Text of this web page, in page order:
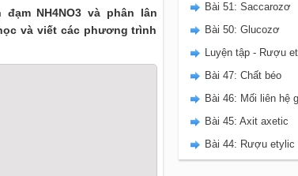
NH4NO3 và phân lân
và viết các phương trình
Bài 51: Saccarozơ
Bài 50: Glucozơ
Bài 47: Chất béo
Bài 45: Axit axetic
Bài 44: Rượu etylic